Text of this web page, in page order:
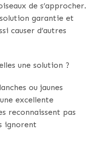
de s’approcher.
solution garantie et
causer d’autres
une solution ?
ou jaunes
excellente
reconnaissent pas
ignorent